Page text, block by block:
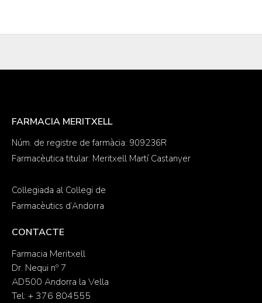
FARMACIA MERITXELL
Núm. de registre de farmàcia: 909236R
Farmacèutica titular: Meritxell Martí Castanyer
Col·legiada al Col·legi de
Farmacèutics d’Andorra
CONTACTE
Farmacia Meritxell
Dr. Nequi nº 7
AD500 Andorra la Vella
Tel: + 376 804555